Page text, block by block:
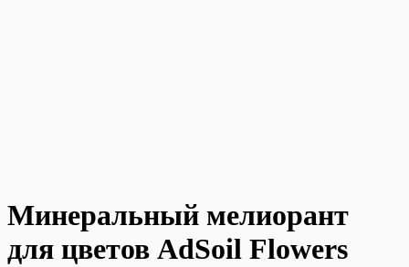
Минеральный мелиорант
для цветов AdSoil Flowers